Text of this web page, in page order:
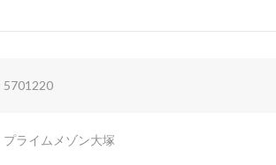
5701220
プライムメゾン大塚